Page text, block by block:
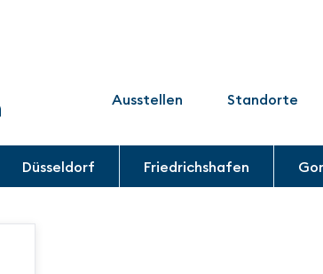
Ausstellen Standorte
Düsseldorf Friedrichshafen